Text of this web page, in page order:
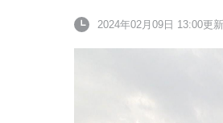
2024年02月09日 13:00更新